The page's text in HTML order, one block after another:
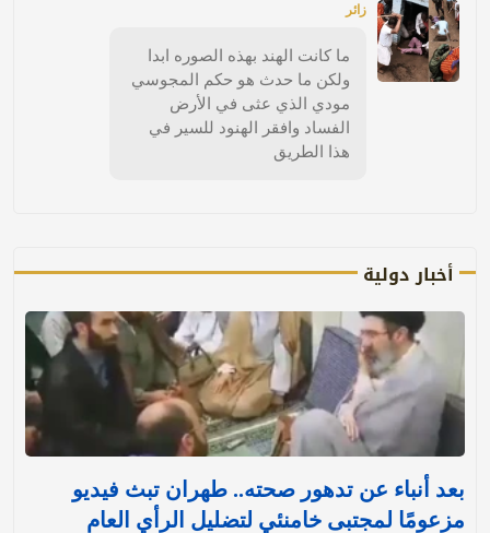
زائر
ما كانت الهند بهذه الصوره ابدا
ولكن ما حدث هو حكم المجوسي
مودي الذي عثى في الأرض
الفساد وافقر الهنود للسير في
هذا الطريق
أخبار دولية
بعد أنباء عن تدهور صحته.. طهران تبث فيديو
مزعومًا لمجتبى خامنئي لتضليل الرأي العام